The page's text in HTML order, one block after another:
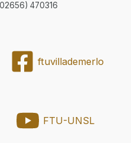
470316
ftuvillademerlo
FTU-UNSL